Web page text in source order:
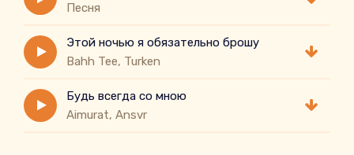
Песня
Этой ночью я обязательно брошу
Bahh Tee, Turken
Будь всегда со мною
Aimurat, Ansvr